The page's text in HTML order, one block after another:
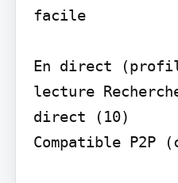
facile
En direct
lecture
direct (10)
Compatible P2P